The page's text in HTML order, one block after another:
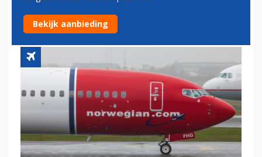
TRANSATLANTISCHE ROUTES
Bekijk aanbieding